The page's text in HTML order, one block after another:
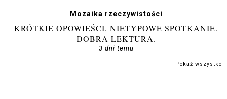
Mozaika rzeczywistości
KRÓTKIE OPOWIEŚCI. NIETYPOWE SPOTKANIE.
DOBRA LEKTURA.
3 dni temu
Pokaż wszystko